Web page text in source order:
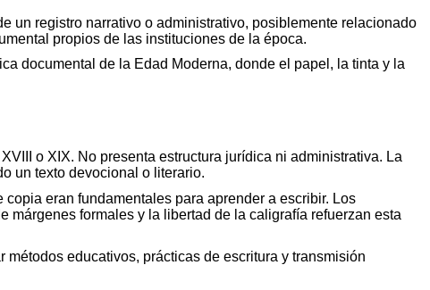
un registro narrativo o administrativo, posiblemente relacionado
propios de las instituciones de la época.
documental de la Edad Moderna, donde el papel, la tinta y la
o XIX. No presenta estructura jurídica ni administrativa. La
un texto devocional o literario.
eran fundamentales para aprender a escribir. Los
márgenes formales y la libertad de la caligrafía refuerzan esta
educativos, prácticas de escritura y transmisión